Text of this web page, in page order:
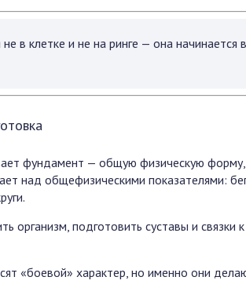
в клетке и не на ринге — она начинается
фундамент — общую физическую
над общефизическими показателями:
организм, подготовить суставы и связки
«боевой» характер, но именно они